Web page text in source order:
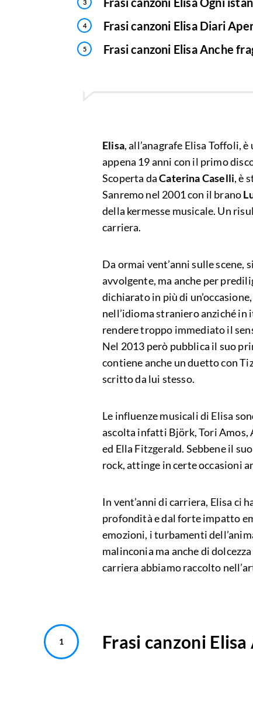
Frasi canzoni Elisa Diari
Frasi canzoni Elisa Anche
Elisa, all’anagrafe Elisa Toffoli,
appena 19 anni con il primo
Scoperta daCaterinaCaselli, è
Sanremo nel 2001 con il brano
della kermesse musicale. Un
carriera.
Da ormai vent’anni sulle scene,
avvolgente, ma anche per
dichiarato in più di
nell’idioma straniero anziché in
rendere troppo immediato il
Nel 2013 però pubblica il suo
contiene anche un duetto con
scritto da lui stesso.
Le influenze musicali di Elisa
ascolta infatti Björk, Tori Amos,
ed Ella Fitzgerald. Sebbene il
rock, attinge in certe occasioni
In vent’anni di carriera, Elisa ci
profondità e dal forte impatto
emozioni, i turbamenti
malinconia ma anche di
carriera abbiamo raccolto
Frasi canzoni